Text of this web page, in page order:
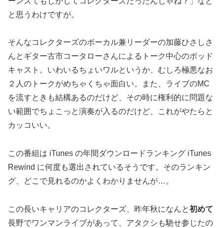
と思うわけですが。
そんなコレクターズのボーカル兼リーダーの加藤ひさしさ
んとギター古市コータローさんによるトーク中心のポッド
キャスト。いわいるちょいワルというか、むしろ極悪なお
２人のトークがめちゃくちゃ面白い。また、ライブのMC
を流すときも結構あるのだけど、その時に権利的に問題な
い範囲でちょこっと演奏が入るのだけど、これがやたらと
カッコいい。
この番組は iTunes の年間ダウンロードランキング iTunes
Rewind に何度も選出されているそうです。そのランキン
グ、どこで見れるのかよくわかりませんが…。
この長いキャリアのコレクターズ、昨年秋になんと初めて
長野でワンマンライブがあって、アタクシも馳せ参じたの